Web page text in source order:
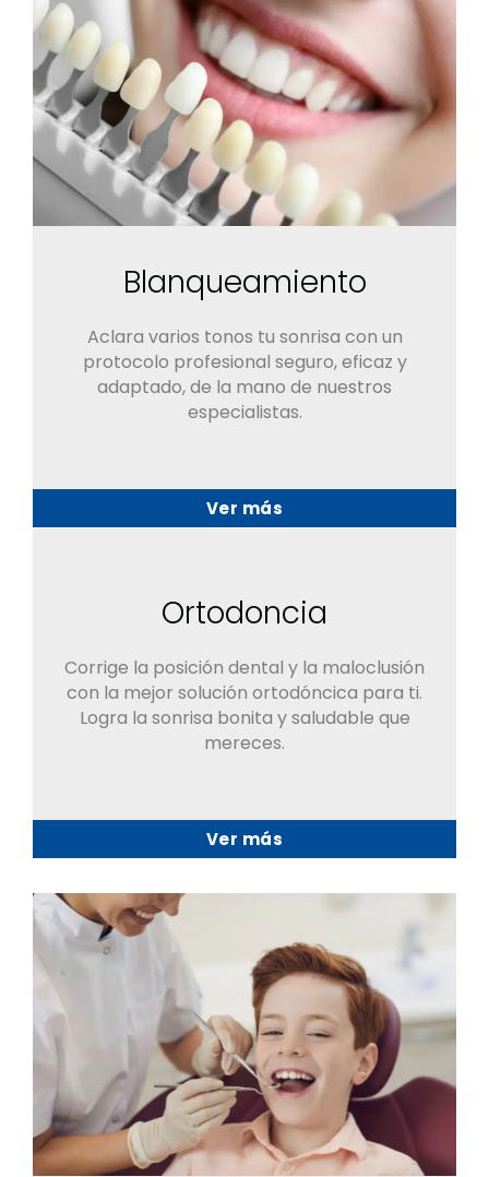
Blanqueamiento
Aclara varios tonos tu sonrisa con un
protocolo profesional seguro, eficaz y
adaptado, de la mano de nuestros
especialistas.
Ver más
Ortodoncia
Corrige la posición dental y la maloclusión
con la mejor solución ortodóncica para ti.
Logra la sonrisa bonita y saludable que
mereces.
Ver más